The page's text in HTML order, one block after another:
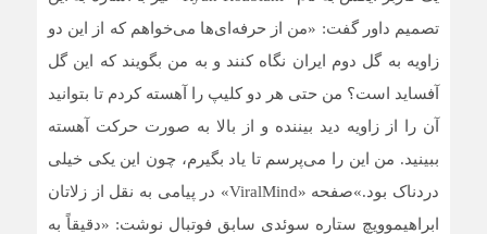
تصمیم داور گفت: «من از حرفه‌ای‌ها می‌خواهم که از این دو
زاویه به گل دوم ایران نگاه کنند و به من بگویند که این گل
آفساید است؟ من حتی هر دو کلیپ را آهسته کردم تا بتوانید
آن را از زاویه دید بیننده و از بالا به صورت حرکت آهسته
ببینید. من این را می‌پرسم تا یاد بگیرم، چون این یکی خیلی
دردناک بود.»صفحه «ViralMind» در پیامی به نقل از زلاتان
ابراهیموویچ ستاره سوئدی سابق فوتبال نوشت: «دقیقاً به